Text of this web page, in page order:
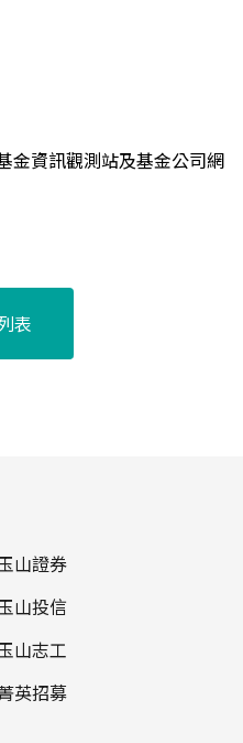
金資訊觀測站及基金公司網
表
山證券
山投信
山志工
英招募